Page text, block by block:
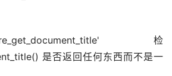
是否返回任何东西而不是一